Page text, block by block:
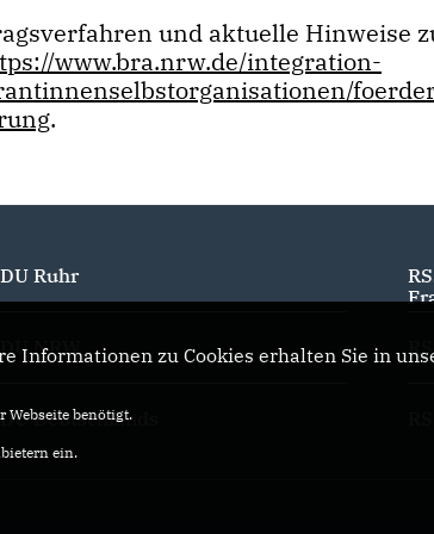
und aktuelle Hinweise
www.bra.nrw.de/integration-
.
Ruhr
NRW
Deutschlands
Informationen zu Cookies erhalten Sie in
Webseite benötigt.
ein.